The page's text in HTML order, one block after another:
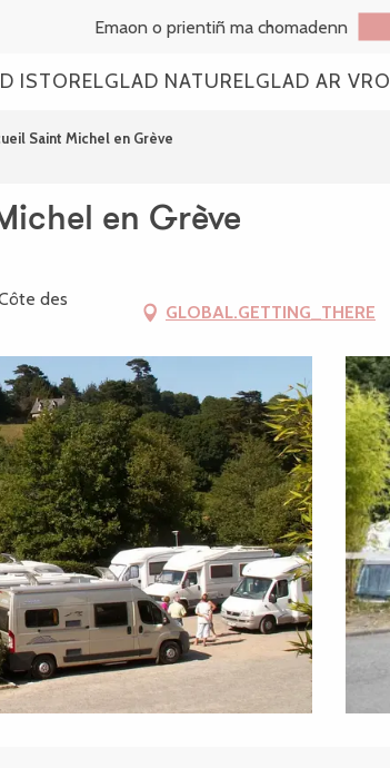
Emaon o prientiñ ma chomadenn
ISTORELGLAD NATURELGLAD AR VRO
Saint Michel en Grève
en Grève
des
GLOBAL.GETTING_THERE